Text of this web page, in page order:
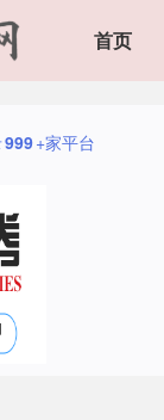
首页
999+家平台